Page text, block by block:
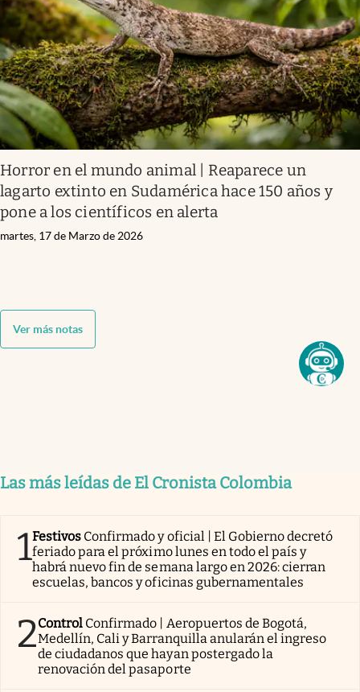
Horror en el mundo animal | Reaparece un
lagarto extinto en Sudamérica hace 150 años y
pone a los científicos en alerta
martes, 17 de Marzo de 2026
Ver más notas
Las más leídas de El Cronista Colombia
1Festivos Confirmado y oficial | El Gobierno decretó
feriado para el próximo lunes en todo el país y
habrá nuevo fin de semana largo en 2026: cierran
escuelas, bancos y oficinas gubernamentales
2Control Confirmado | Aeropuertos de Bogotá,
Medellín, Cali y Barranquilla anularán el ingreso
de ciudadanos que hayan postergado la
renovación del pasaporte